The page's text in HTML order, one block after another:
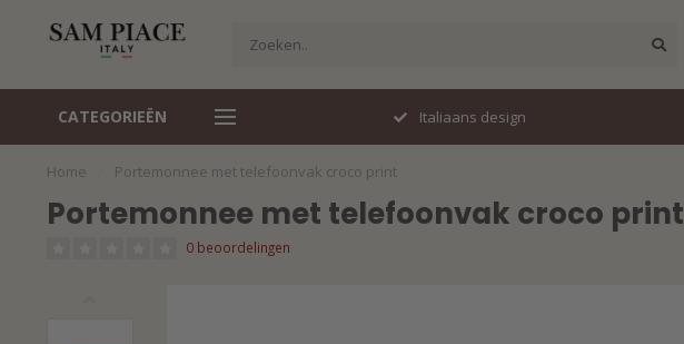
CATEGORIEËN
Perfecte pasvorm Italiaans design
Home Portemonnee met telefoonvak croco print
Portemonnee met telefoonvak croco print
0 beoordelingen